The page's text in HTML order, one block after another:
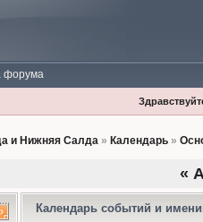
форума
и Нижняя Салда» Календарь»
«
Календарь событий и